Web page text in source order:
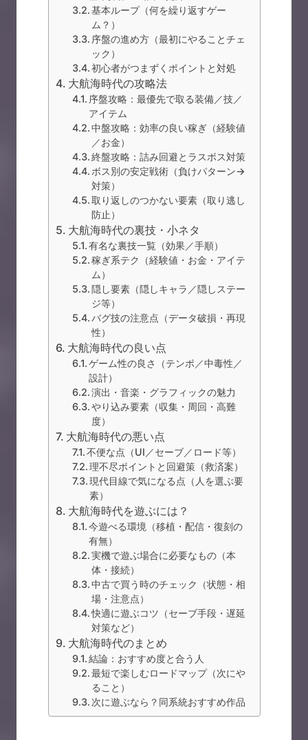
基本ループ（何を繰り返すゲー
ム？）
序盤の進め方（最初にやることチェ
ック）
初心者がつまずくポイントと対処
大航海時代の攻略法
序盤攻略：最優先で取る装備／技／
アイテム
中盤攻略：効率の良い稼ぎ（経験値
／お金）
終盤攻略：詰み回避とラスボス対策
ボス別の安定戦術（負けパターン→
対策）
取り返しのつかない要素（取り逃し
防止）
大航海時代の裏技・小ネタ
有名な裏技一覧（効果／手順）
稼ぎ系テク（経験値・お金・アイテ
ム）
隠し要素（隠しキャラ／隠しステー
ジ等）
バグ技の注意点（データ破損・再現
性）
大航海時代の良い点
ゲーム性の良さ（テンポ／中毒性／
設計）
演出・音楽・グラフィックの魅力
やり込み要素（収集・周回・高難
度）
大航海時代の悪い点
不便な点（UI／セーブ／ロード等）
理不尽ポイントと回避策（救済案）
現代目線で気になる点（人を選ぶ要
素）
大航海時代を遊ぶには？
今遊べる環境（移植・配信・復刻の
有無）
実機で遊ぶ場合に必要なもの（本
体・接続）
中古で買う時のチェック（状態・相
場・注意点）
快適に遊ぶコツ（セーブ手段・遅延
対策など）
大航海時代のまとめ
結論：おすすめ度と合う人
最短で楽しむロードマップ（次にや
ること）
次に遊ぶなら？同系統おすすめ作品